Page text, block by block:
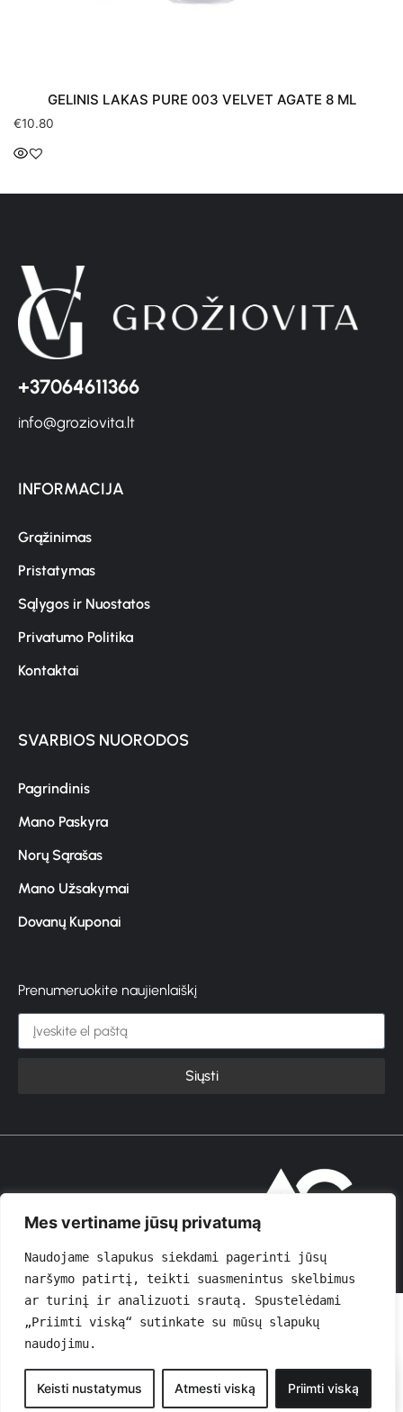
Mes vertiname jūsų privatumą
Naudojame slapukus siekdami pagerinti jūsų
naršymo patirtį, teikti suasmenintus skelbimus
ar turinį ir analizuoti srautą. Spustelėdami
„Priimti viską“ sutinkate su mūsų slapukų
naudojimu.
Keisti nustatymus Atmesti viską Priimti viską
GELINIS LAKAS PURE 003 VELVET AGATE 8 ML
€10.80
+37064611366
info@groziovita.lt
INFORMACIJA
Grąžinimas
Pristatymas
Sąlygos ir Nuostatos
Privatumo Politika
Kontaktai
SVARBIOS NUORODOS
Pagrindinis
Mano Paskyra
Norų Sąrašas
Mano Užsakymai
Dovanų Kuponai
Prenumeruokite naujienlaiškį
Siųsti
© 2026 GROŽIOVITA